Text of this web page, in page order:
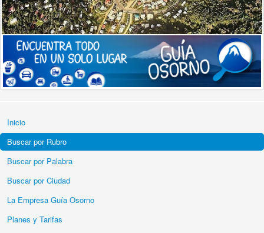
Inicio
Buscar por Rubro
Buscar por Palabra
Buscar por Ciudad
La Empresa Guía Osorno
Planes y Tarifas